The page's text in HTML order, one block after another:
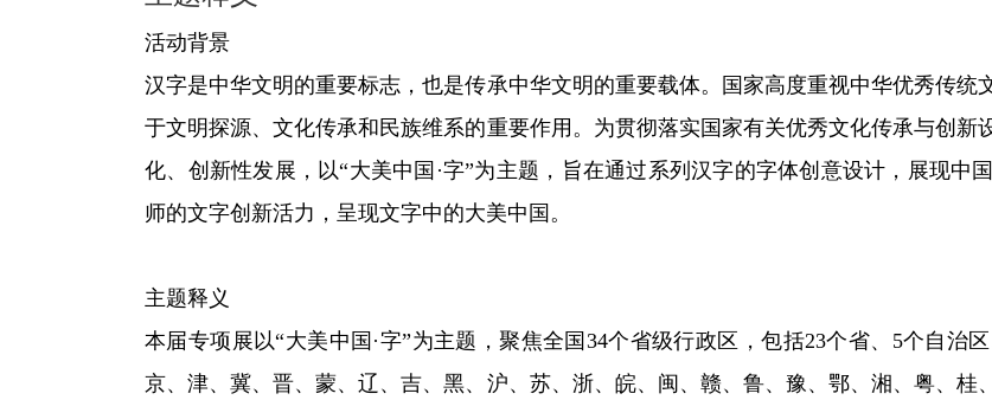
活动背景
汉字是中华文明的重要标志，也是传承中华文明的重要载体。国家高度重视中华优秀传
于文明探源、文化传承和民族维系的重要作用。为贯彻落实国家有关优秀文化传承与创
化、创新性发展，以“大美中国·字”为主题，旨在通过系列汉字的字体创意设计，展现中
师的文字创新活力，呈现文字中的大美中国。
主题释义
本届专项展以“大美中国·字”为主题，聚焦全国34个省级行政区，包括23个省、5个自治
京、津、冀、晋、蒙、辽、吉、黑、沪、苏、浙、皖、闽、赣、鲁、豫、鄂、湘、粤、